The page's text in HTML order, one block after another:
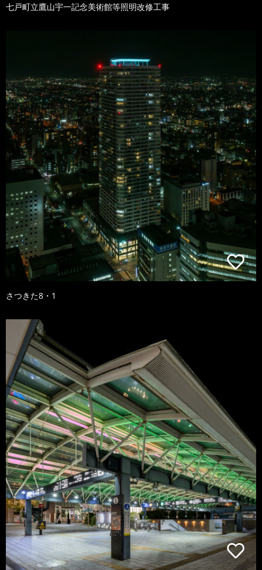
七戸町立鷹山宇一記念美術館等照明改修工事
さつきた8・1